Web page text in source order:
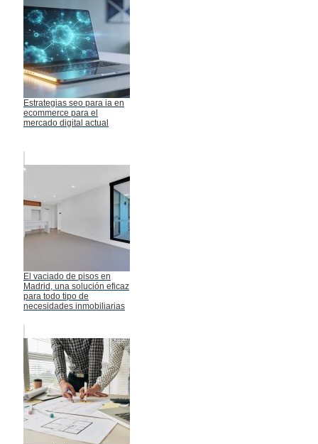
Estrategias seo para ia en
ecommerce para el
mercado digital actual
El vaciado de pisos en
Madrid, una solución eficaz
para todo tipo de
necesidades inmobiliarias